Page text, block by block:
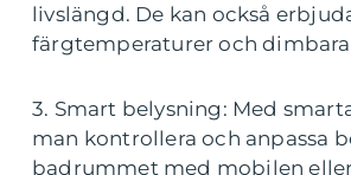
livslängd. De kan också
färgtemperaturer och
3. Smart belysning: Med
man kontrollera och anpassa
badrummet med mobilen